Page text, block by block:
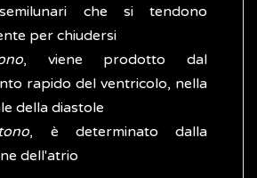
che si tendono
per chiudersi
, viene prodotto dal
rapido del ventricolo, nella
della diastole
, è determinato dalla
dell'atrio